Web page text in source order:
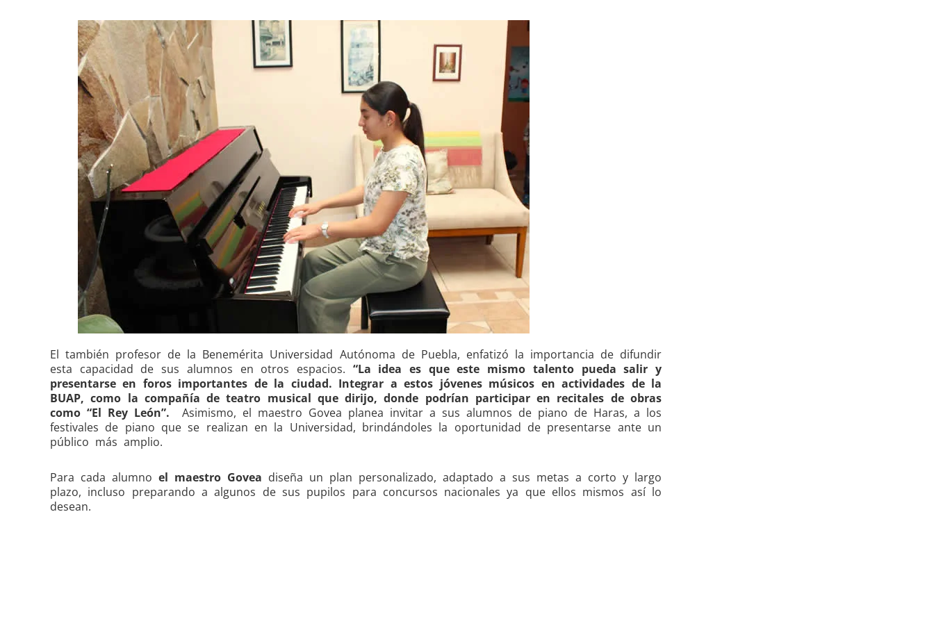
El también profesor de la Benemérita Universidad Autónoma de Puebla, enfatizó la importancia de difundir
esta capacidad de sus alumnos en otros espacios. “La idea es que este mismo talento pueda salir y
presentarse en foros importantes de la ciudad. Integrar a estos jóvenes músicos en actividades de la
BUAP, como la compañía de teatro musical que dirijo, donde podrían participar en recitales de obras
como “El Rey León”. Asimismo, el maestro Govea planea invitar a sus alumnos de piano de Haras, a los
festivales de piano que se realizan en la Universidad, brindándoles la oportunidad de presentarse ante un
público más amplio.
Para cada alumno el maestro Govea diseña un plan personalizado, adaptado a sus metas a corto y largo
plazo, incluso preparando a algunos de sus pupilos para concursos nacionales ya que ellos mismos así lo
desean.